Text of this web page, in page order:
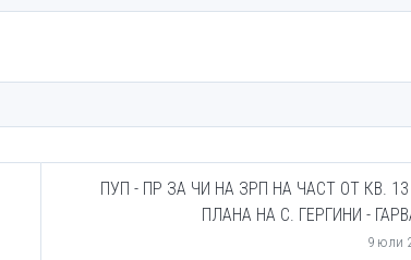
ПУП - ПР ЗА ЧИ НА ЗРП НА ЧАСТ ОТ КВ.
ПЛАНА НА С. ГЕРГИНИ -
9 юли